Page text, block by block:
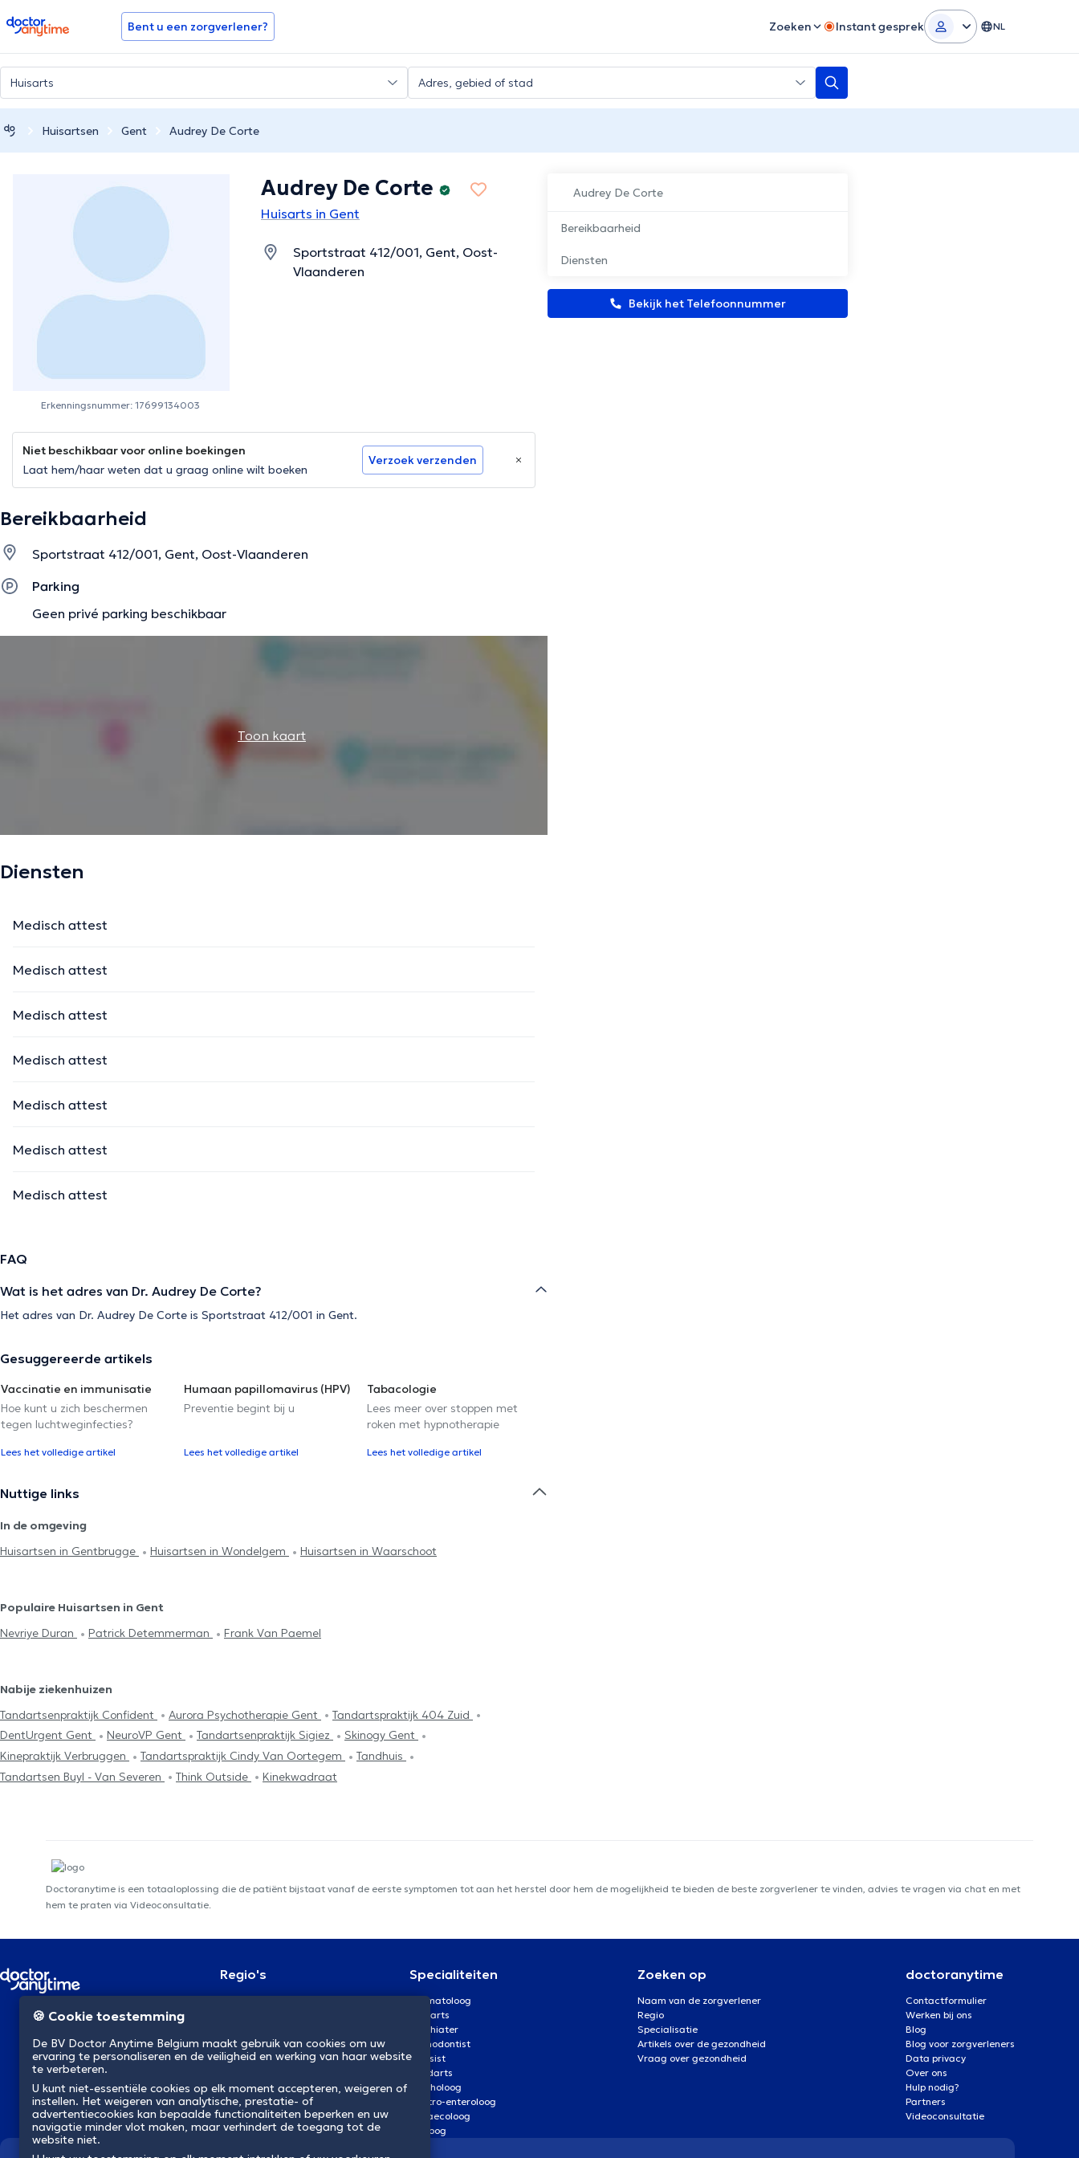
doctoranytime Bent u een zorgverlener? Zoeken Instant gesprek NL
Huisartsen Gent Audrey De Corte
Audrey De Corte
Bereikbaarheid
Diensten
Bekijk het Telefoonnummer
Erkenningsnummer: 17699134003
Audrey De Corte
Huisarts in Gent
Sportstraat 412/001, Gent, Oost-
Vlaanderen
Niet beschikbaar voor online boekingen
Laat hem/haar weten dat u graag online wilt boeken
Verzoek verzenden
Bereikbaarheid
Sportstraat 412/001, Gent, Oost-Vlaanderen
Parking
Geen privé parking beschikbaar
Toon kaart
Diensten
Medisch attest
Medisch attest
Medisch attest
Medisch attest
Medisch attest
Medisch attest
Medisch attest
FAQ
Wat is het adres van Dr. Audrey De Corte?
Het adres van Dr. Audrey De Corte is Sportstraat 412/001 in Gent.
Gesuggereerde artikels
Vaccinatie en immunisatie
Hoe kunt u zich beschermen
tegen luchtweginfecties?
Lees het volledige artikel
Humaan papillomavirus (HPV)
Preventie begint bij u
Lees het volledige artikel
Tabacologie
Lees meer over stoppen met
roken met hypnotherapie
Lees het volledige artikel
Nuttige links
In de omgeving
Huisartsen in Gentbrugge
Huisartsen in Wondelgem Huisartsen in Waarschoot
Populaire Huisartsen in Gent
Nevriye Duran
Patrick Detemmerman Frank Van Paemel
Nabije ziekenhuizen
Tandartsenpraktijk Confident
Aurora Psychotherapie Gent
Tandartspraktijk 404 Zuid
DentUrgent Gent
NeuroVP Gent Tandartsenpraktijk Sigiez
Skinogy Gent
Kinepraktijk Verbruggen
Tandartspraktijk Cindy Van Oortegem
Tandhuis
Tandartsen Buyl - Van Severen
Think Outside Kinekwadraat
Doctoranytime is een totaaloplossing die de patiënt bijstaat vanaf de eerste symptomen tot aan het herstel door hem de mogelijkheid te bieden de beste zorgverlener te vinden, advies te vragen via chat en met
hem te praten via Videoconsultatie.
NL
Regio's
Charleroi
Luik
Namen
Leuven
Mons
Aalst
Specialiteiten
Dermatoloog
Oogarts
Psychiater
Orthodontist
Kinesist
Tandarts
Psycholoog
Gastro-enteroloog
Gynaecoloog
Uroloog
Zoeken op
Naam van de zorgverlener
Regio
Specialisatie
Artikels over de gezondheid
Vraag over gezondheid
doctoranytime
Contactformulier
Werken bij ons
Blog
Blog voor zorgverleners
Data privacy
Over ons
Hulp nodig?
Partners
Videoconsultatie
🍪 Cookie toestemming
De BV Doctor Anytime Belgium maakt gebruik van cookies om uw
ervaring te personaliseren en de veiligheid en werking van haar website
te verbeteren.
U kunt niet-essentiële cookies op elk moment accepteren, weigeren of
instellen. Het weigeren van analytische, prestatie- of
advertentiecookies kan bepaalde functionaliteiten beperken en uw
navigatie minder vlot maken, maar verhindert de toegang tot de
website niet.